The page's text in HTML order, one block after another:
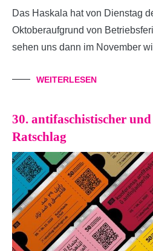
Das Haskala hat von Dienstag
Oktoberaufgrund von
sehen uns dann im November
WEITERLESEN
30. antifaschistischer
Ratschlag